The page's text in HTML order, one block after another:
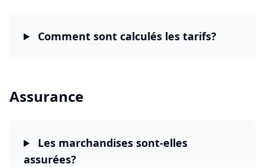
Comment sont calculés les tarifs?
Assurance
Les marchandises sont-elles
assurées?